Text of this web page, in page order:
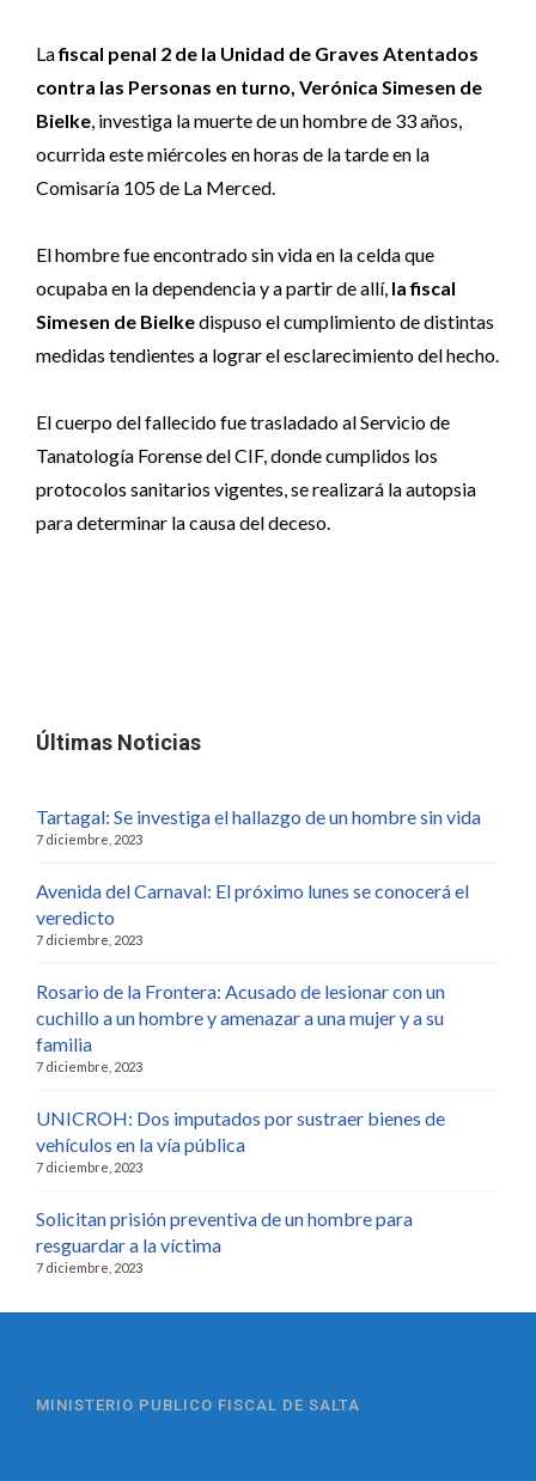
Lafiscal penal 2 de la Unidad de Graves Atentados
contra las Personas en turno, Verónica Simesen de
Bielke, investiga la muerte de un hombre de 33 años,
ocurrida este miércoles en horas de la tarde en la
Comisaría 105 de La Merced.
El hombre fue encontrado sin vida en la celda que
ocupaba en la dependencia y a partir de allí, la fiscal
Simesen de Bielkedispuso el cumplimiento de distintas
medidas tendientes a lograr el esclarecimiento del hecho.
El cuerpo del fallecido fue trasladado al Servicio de
Tanatología Forense del CIF, donde cumplidos los
protocolos sanitarios vigentes, se realizará la autopsia
para determinar la causa del deceso.
Últimas Noticias
Tartagal: Se investiga el hallazgo de un hombre sin vida
7 diciembre, 2023
Avenida del Carnaval: El próximo lunes se conocerá el
veredicto
7 diciembre, 2023
Rosario de la Frontera: Acusado de lesionar con un
cuchillo a un hombre y amenazar a una mujer y a su
familia
7 diciembre, 2023
UNICROH: Dos imputados por sustraer bienes de
vehículos en la vía pública
7 diciembre, 2023
Solicitan prisión preventiva de un hombre para
resguardar a la víctima
7 diciembre, 2023
MINISTERIO PUBLICO FISCAL DE SALTA